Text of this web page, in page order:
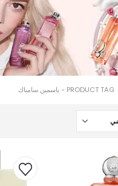
PRODUCT TAG - ياسمين سامباك